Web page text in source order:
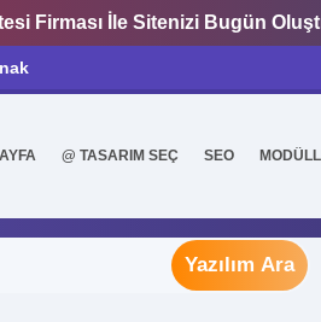
Firması İle Sitenizi Bugün
@ TASARIM SEÇ SEO
Konsepti Seçin
olanı bulmak için bir
Yazılım Ara